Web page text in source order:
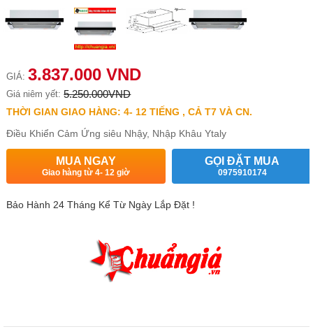
GIÁ: 3.837.000 VND
Giá niêm yết: 5.250.000VND
THỜI GIAN GIAO HÀNG: 4- 12 TIẾNG , CẢ T7 VÀ CN.
Điều Khiển Cảm Ứng siêu Nhậy, Nhập Khâu Ytaly
MUA NGAY
Giao hàng từ 4- 12 giờ
GỌI ĐẶT MUA
0975910174
Bảo Hành 24 Tháng Kể Từ Ngày Lắp Đặt !